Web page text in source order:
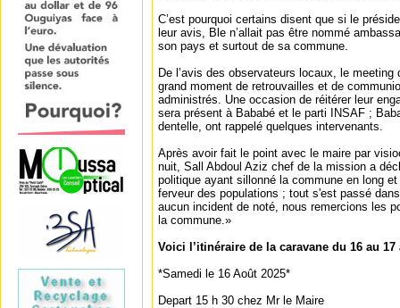
C’est pourquoi certains disent que si le
leur avis, Ble n’allait pas être nommé
son pays et surtout de sa commune.
De l’avis des observateurs locaux, le meeting
grand moment de retrouvailles et de
administrés. Une occasion de réitérer leur
sera présent à Bababé et le parti INSAF ;
dentelle, ont rappelé quelques intervenants.
Après avoir fait le point avec le maire par
nuit, Sall Abdoul Aziz chef de la mission a
politique ayant sillonné la commune en long
ferveur des populations ; tout s'est passé
aucun incident de noté, nous remercions les
la commune.»
Voici l’itinéraire de la caravane du 16 au 17
*‎Samedi le 16 Août 2025*
‎Depart 15 h 30 chez Mr le Maire